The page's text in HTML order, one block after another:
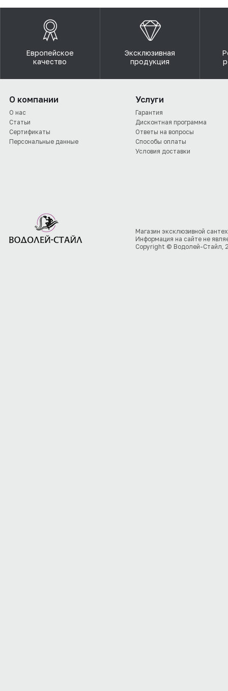
Европейское
качество
Эксклюзивная
продукция
О компании
О нас
Статьи
Сертификаты
Персональные данные
Услуги
Гарантия
Дисконтная программа
Ответы на вопросы
Способы оплаты
Условия доставки
Магазин эксклюзивной
Информация на сайте не
Copyright © Водолей-Стайл,